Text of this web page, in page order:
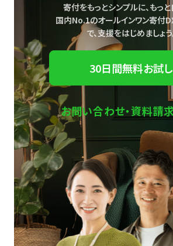
寄付をもっとシンプルに、もっと
国内No.1のオールインワン寄付
で、支援をはじめましょう
30日間無料お試し
お問い合わせ・資料請